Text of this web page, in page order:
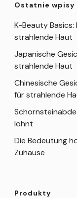
Ostatnie wpisy
K-Beauty
strahlende Haut
Japanische
strahlende Haut
Chinesische
für strahlende
lohnt
Die Bedeutung
Zuhause
Produkty